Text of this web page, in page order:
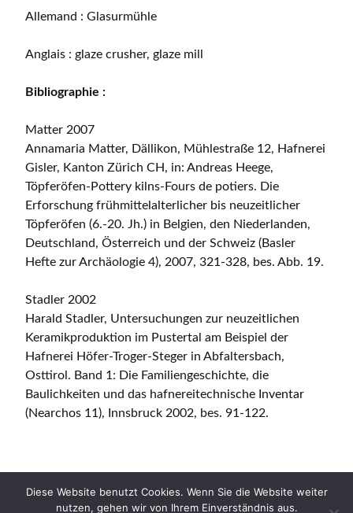
Allemand : Glasurmühle
Anglais : glaze crusher, glaze mill
Bibliographie :
Matter 2007
Annamaria Matter, Dällikon, Mühlestraße 12, Hafnerei
Gisler, Kanton Zürich CH, in: Andreas Heege,
Töpferöfen-Pottery kilns-Fours de potiers. Die
Erforschung frühmittelalterlicher bis neuzeitlicher
Töpferöfen (6.-20. Jh.) in Belgien, den Niederlanden,
Deutschland, Österreich und der Schweiz (Basler
Hefte zur Archäologie 4), 2007, 321-328, bes. Abb. 19.
Stadler 2002
Harald Stadler, Untersuchungen zur neuzeitlichen
Keramikproduktion im Pustertal am Beispiel der
Hafnerei Höfer-Troger-Steger in Abfaltersbach,
Osttirol. Band 1: Die Familiengeschichte, die
Baulichkeiten und das hafnereitechnische Inventar
(Nearchos 11), Innsbruck 2002, bes. 91-122.
Diese Website benutzt Cookies. Wenn Sie die Website weiter
nutzen, gehen wir von Ihrem Einverständnis aus.